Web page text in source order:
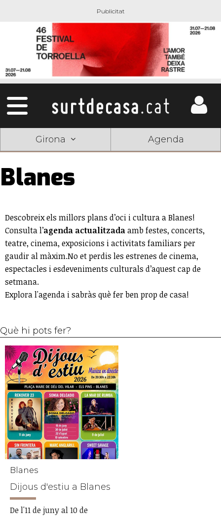
Girona Agenda
Blanes
Descobreix els millors plans d’oci i cultura a Blanes!
Consulta l’agenda actualitzadaamb festes, concerts,
teatre, cinema, exposicions i activitats familiars per
gaudir al màxim.No et perdis les estrenes de cinema,
espectacles i esdeveniments culturals d’aquest cap de
setmana.
Explora l'agenda i sabràs què fer ben prop de casa!
Què hi pots fer?
Blanes
Dijous d'estiu a Blanes
De l'11 de juny al 10 de